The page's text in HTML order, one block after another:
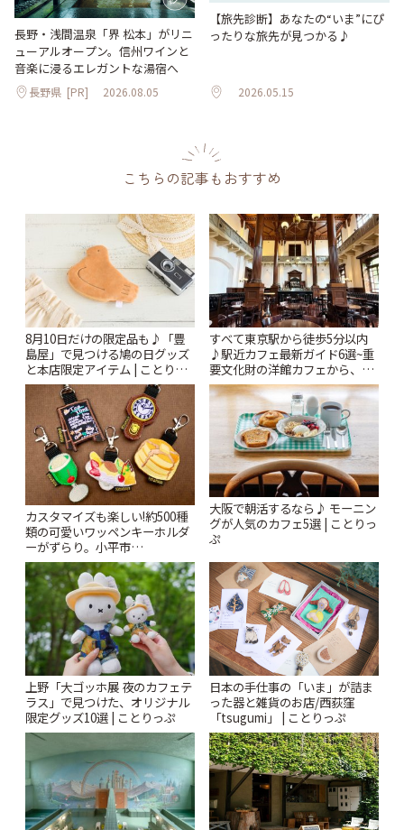
長野・浅間温泉「界 松本」がリニ
ューアルオープン。信州ワインと
音楽に浸るエレガントな湯宿へ
長野県 [PR] 2026.08.05
【旅先診断】あなたの“いま”にぴ
ったりな旅先が見つかる♪
2026.05.15
こちらの記事もおすすめ
8月10日だけの限定品も♪「豊
島屋」で見つける鳩の日グッズ
と本店限定アイテム | ことりっ
ぷ
すべて東京駅から徒歩5分以内
♪駅近カフェ最新ガイド6選~重
要文化財の洋館カフェから、改
札すぐのレトロ喫茶まで~ | こと
りっぷ
カスタマイズも楽しい!約500種
類の可愛いワッペンキーホルダ
ーがずらり。小平市
「Kimamaya T&K」 | ことりっ
ぷ
大阪で朝活するなら♪ モーニン
グが人気のカフェ5選 | ことりっ
ぷ
上野「大ゴッホ展 夜のカフェテ
ラス」で見つけた、オリジナル
限定グッズ10選 | ことりっぷ
日本の手仕事の「いま」が詰ま
った器と雑貨のお店/西荻窪
「tsugumi」 | ことりっぷ